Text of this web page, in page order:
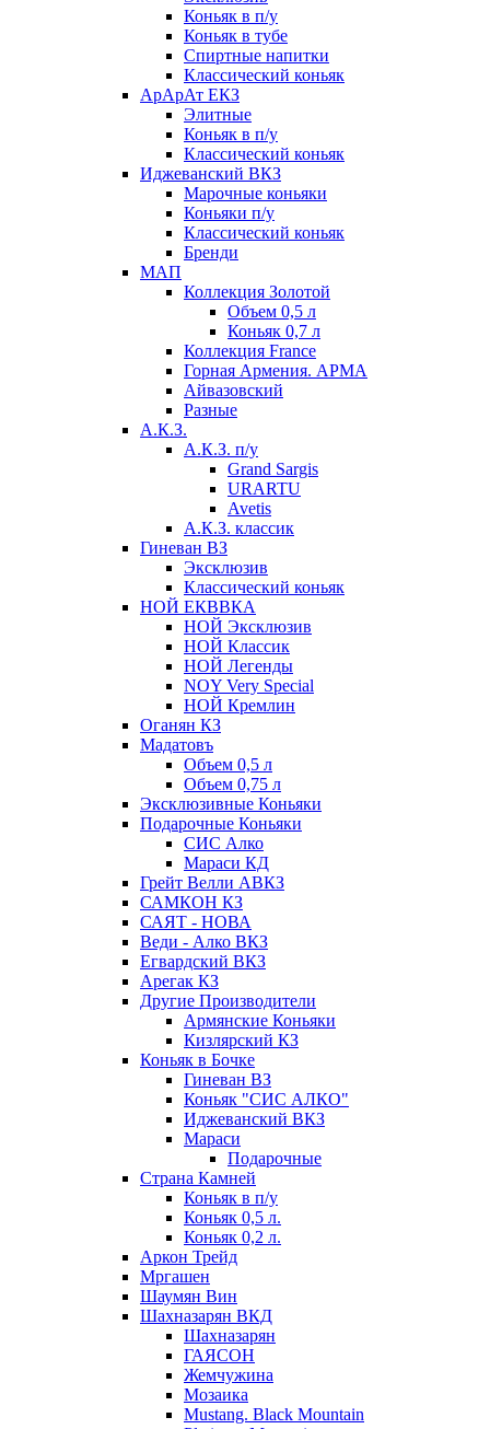
Коньяк в п/у
Коньяк в тубе
Спиртные напитки
Классический коньяк
АрАрАт ЕКЗ
Элитные
Коньяк в п/у
Классический коньяк
Иджеванский ВКЗ
Марочные коньяки
Коньяки п/у
Классический коньяк
Бренди
МАП
Коллекция Золотой
Объем 0,5 л
Коньяк 0,7 л
Коллекция France
Горная Армения. АРМА
Айвазовский
Разные
А.К.З.
А.К.З. п/у
Grand Sargis
URARTU
Avetis
А.К.З. классик
Гиневан ВЗ
Эксклюзив
Классический коньяк
НОЙ ЕКВВКА
НОЙ Эксклюзив
НОЙ Классик
НОЙ Легенды
NOY Very Speсial
НОЙ Кремлин
Оганян КЗ
Мадатовъ
Объем 0,5 л
Объем 0,75 л
Эксклюзивные Коньяки
Подарочные Коньяки
СИС Алко
Мараси КД
Грейт Велли АВКЗ
САМКОН КЗ
САЯТ - НОВА
Веди - Алко ВКЗ
Егвардский ВКЗ
Арегак КЗ
Другие Производители
Армянские Коньяки
Кизлярский КЗ
Коньяк в Бочке
Гиневан ВЗ
Коньяк "СИС АЛКО"
Иджеванский ВКЗ
Мараси
Подарочные
Страна Камней
Коньяк в п/у
Коньяк 0,5 л.
Коньяк 0,2 л.
Аркон Трейд
Мргашен
Шаумян Вин
Шахназарян ВКД
Шахназарян
ГАЯСОН
Жемчужина
Мозаика
Mustang. Black Mountain